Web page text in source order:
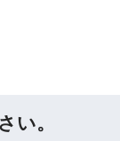
い。